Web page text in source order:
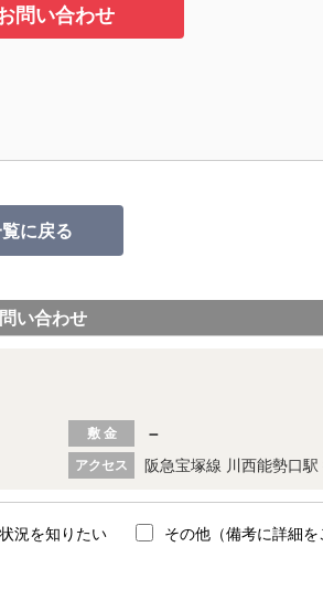
問い合わせ
に戻る
い合わせ
アクセス 阪急宝塚線 川西能勢口
敷 金 －
況を知りたい その他（備考に詳細を